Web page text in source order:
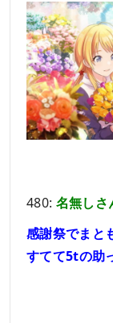
480: 名無しさ
感謝祭でまと
すてて5tの助